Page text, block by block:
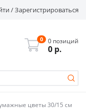
/Зарегистрироваться
0 0 позиций
0 р.
цветы 30/15 см